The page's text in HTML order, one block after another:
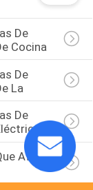
De
Cocina
De
La
De
Afila